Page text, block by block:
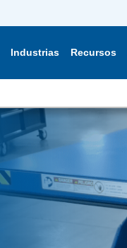
Industrias Recursos